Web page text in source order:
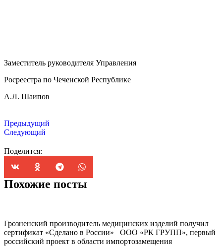
Заместитель руководителя Управления
Росреестра по Чеченской Республике
А.Л. Шаипов
Предыдущий
Следующий
Поделится:
Похожие посты
Грозненский производитель медицинских изделий получил
сертификат «Сделано в России» ООО «РК ГРУПП», первый
российский проект в области импортозамещения